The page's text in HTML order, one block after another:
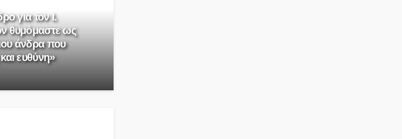
για τον Ι.
θυμόμαστε ως
άνδρα που
ευθύνη»